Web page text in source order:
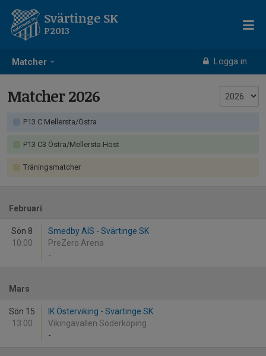
Matcher Logga in
Svärtinge SK
P2013
Matcher 2026
P13 C Mellersta/Östra
P13 C3 Östra/Mellersta Höst
Träningsmatcher
Februari
Sön 8
10:00
Smedby AIS - Svärtinge SK
PreZero Arena
-
Mars
Sön 15
13:00
IK Österviking - Svärtinge SK
Vikingavallen Söderköping
-